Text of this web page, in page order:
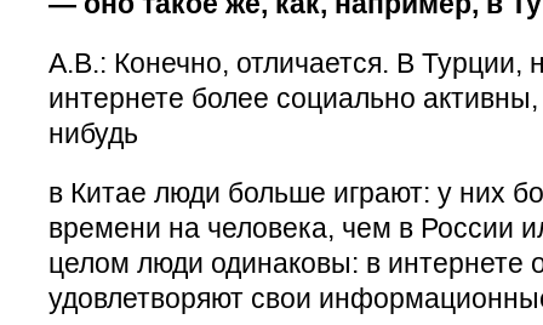
А.В.: Конечно, отличается. В Турции,
интернете более социально
нибудь
в Китае люди больше играют: у них
времени на человека, чем в России
целом люди одинаковы: в интернете
удовлетворяют свои